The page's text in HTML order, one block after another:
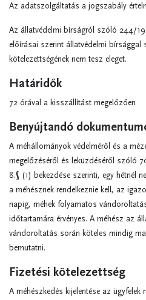
Az adatszolgáltatás a jogszabály
Az állatvédelmi bírságról szóló 244/
előírásai szerint állatvédelmi
kötelezettségének nem tesz eleget.
Határidők
72 órával a kisszállítást megelőzően
Benyújtandó
A méhállományok védelméről és a
megelőzéséről és leküzdéséről szóló
8.§ (1) bekezdése szerinti, egy hétnél
a méhésznek rendelkeznie kell, az
napig, méhek folyamatos
időtartamára érvényes. A méhész az
vándoroltatás során köteles mindig
bemutatni.
Fizetési kötelezettség
A méhészkedés kijelentése az ügyfelek